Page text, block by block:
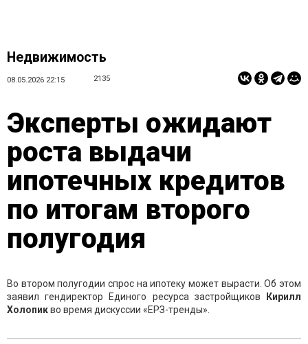
Недвижимость
08.05.2026 22:15 2135
Эксперты ожидают
роста выдачи
ипотечных кредитов
по итогам второго
полугодия
Во втором полугодии спрос на ипотеку может вырасти. Об этом
заявил гендиректор Единого ресурса застройщиков
Кирилл
Холопикво время дискуссии «ЕРЗ-тренды».